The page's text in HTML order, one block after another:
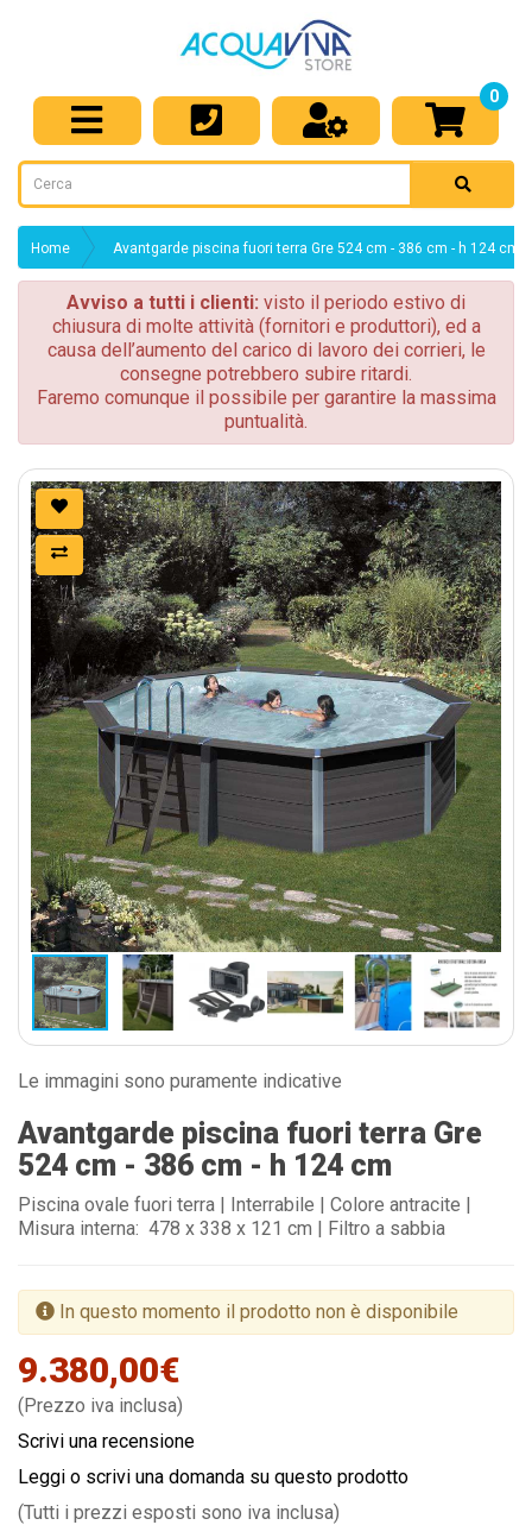
0
Home Avantgarde piscina fuori terra Gre 524 cm - 386 cm - h 124 cm
Avviso a tutti i clienti: visto il periodo estivo di
chiusura di molte attività (fornitori e produttori), ed a
causa dell’aumento del carico di lavoro dei corrieri, le
consegne potrebbero subire ritardi.
Faremo comunque il possibile per garantire la massima
puntualità.
Le immagini sono puramente indicative
Avantgarde piscina fuori terra Gre
524 cm - 386 cm - h 124 cm
Piscina ovale fuori terra | Interrabile | Colore antracite |
Misura interna: 478 x 338 x 121 cm | Filtro a sabbia
In questo momento il prodotto non è disponibile
9.380,00€
(Prezzo iva inclusa)
Scrivi una recensione
Leggi o scrivi una domanda su questo prodotto
(Tutti i prezzi esposti sono iva inclusa)